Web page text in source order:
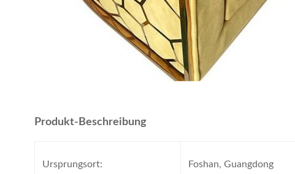
Produkt-Beschreibung
Ursprungsort: Foshan, Guangdong